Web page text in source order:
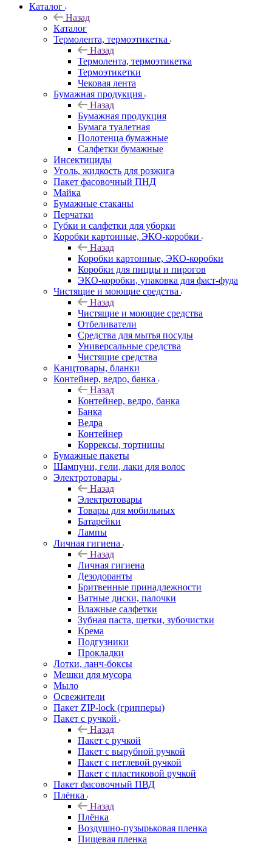
Каталог
Назад
Каталог
Термолента, термоэтикетка
Назад
Термолента, термоэтикетка
Термоэтикетки
Чековая лента
Бумажная продукция
Назад
Бумажная продукция
Бумага туалетная
Полотенца бумажные
Салфетки бумажные
Инсектициды
Уголь, жидкость для розжига
Пакет фасовочный ПНД
Майка
Бумажные стаканы
Перчатки
Губки и салфетки для уборки
Коробки картонные, ЭКО-коробки
Назад
Коробки картонные, ЭКО-коробки
Коробки для пиццы и пирогов
ЭКО-коробки, упаковка для фаст-фуда
Чистящие и моющие средства
Назад
Чистящие и моющие средства
Отбеливатели
Средства для мытья посуды
Универсальные средства
Чистящие средства
Канцтовары, бланки
Контейнер, ведро, банка
Назад
Контейнер, ведро, банка
Банка
Ведра
Контейнер
Коррексы, тортницы
Бумажные пакеты
Шампуни, гели, лаки для волос
Электротовары
Назад
Электротовары
Товары для мобильных
Батарейки
Лампы
Личная гигиена
Назад
Личная гигиена
Дезодоранты
Бритвенные принадлежности
Ватные диски, палочки
Влажные салфетки
Зубная паста, щетки, зубочистки
Крема
Подгузники
Прокладки
Лотки, ланч-боксы
Мешки для мусора
Мыло
Освежители
Пакет ZIP-lock (грипперы)
Пакет с ручкой
Назад
Пакет с ручкой
Пакет с вырубной ручкой
Пакет с петлевой ручкой
Пакет с пластиковой ручкой
Пакет фасовочный ПВД
Плёнка
Назад
Плёнка
Воздушно-пузырьковая пленка
Пищевая пленка